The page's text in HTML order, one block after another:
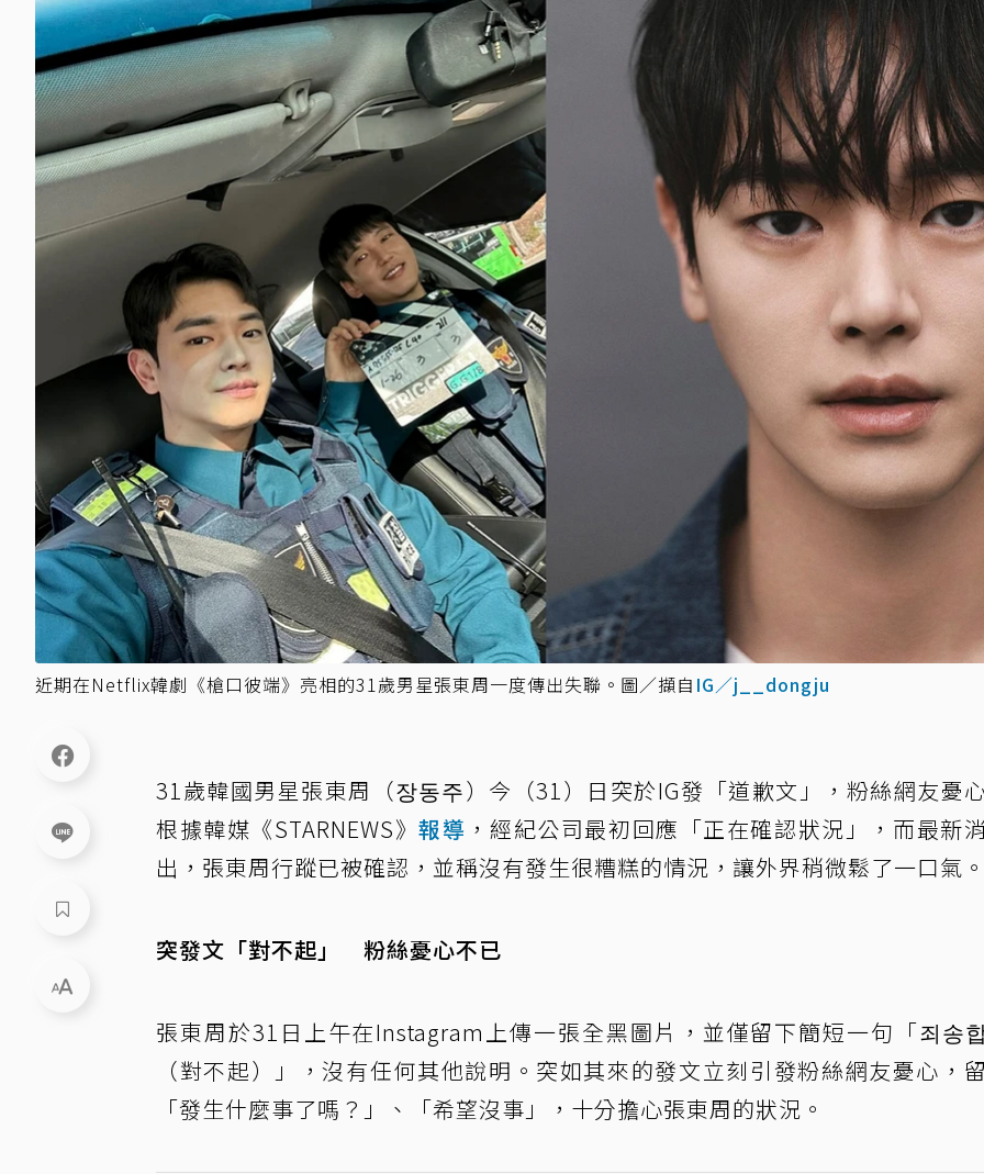
近期在Netflix韓劇《槍口彼端》亮相的31歲男星張東周一度傳出失聯。圖／擷自 IG／j__dongju
31歲韓國男星張東周（장동주）今（31）日突於IG發「道歉文」，粉絲網友憂
根據韓媒《STARNEWS》報導 ，經紀公司最初回應「正在確認狀況」，而最新
出，張東周行蹤已被確認，並稱沒有發生很糟糕的情況，讓外界稍微鬆了一口氣
突發文「對不起」 粉絲憂心不已
張東周於31日上午在Instagram上傳一張全黑圖片，並僅留下簡短一句「죄송
（對不起）」，沒有任何其他說明。突如其來的發文立刻引發粉絲網友憂心，
「發生什麼事了嗎？」、「希望沒事」，十分擔心張東周的狀況。